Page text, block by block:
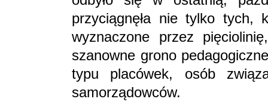
przyciągnęła nie tylko tych,
wyznaczone przez
szanowne grono
typu placówek, osób
samorządowców.